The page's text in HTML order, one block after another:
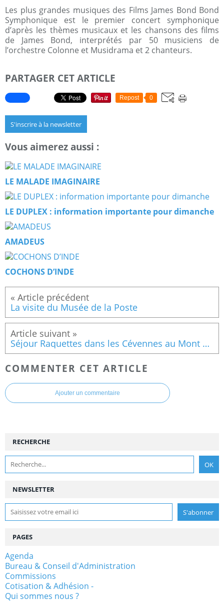
Les plus grandes musiques des Films James Bond Bond
Symphonique est le premier concert symphonique
d’après les thèmes musicaux et les chansons des films
de James Bond, interprétés par 50 musiciens de
l’orchestre Colonne et Musidrama et 2 chanteurs.
PARTAGER CET ARTICLE
Repost 0
S'inscrire à la newsletter
Vous aimerez aussi :
LE MALADE IMAGINAIRE
LE DUPLEX : information importante pour dimanche
AMADEUS
COCHONS D’INDE
La visite du Musée de la Poste
Séjour Raquettes dans les Cévennes au Mont Lozère
COMMENTER CET ARTICLE
Ajouter un commentaire
NEWSLETTER
RECHERCHE
PAGES
Agenda
Bureau & Conseil d'Administration
Commissions
Cotisation & Adhésion -
Qui sommes nous ?